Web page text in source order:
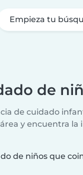
Empieza tu
de
de cuidado
y encuentra la
de niños que